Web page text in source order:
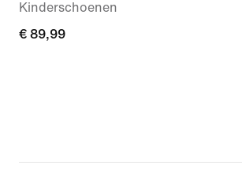
Kinderschoenen
€ 89,99
€ 89,99